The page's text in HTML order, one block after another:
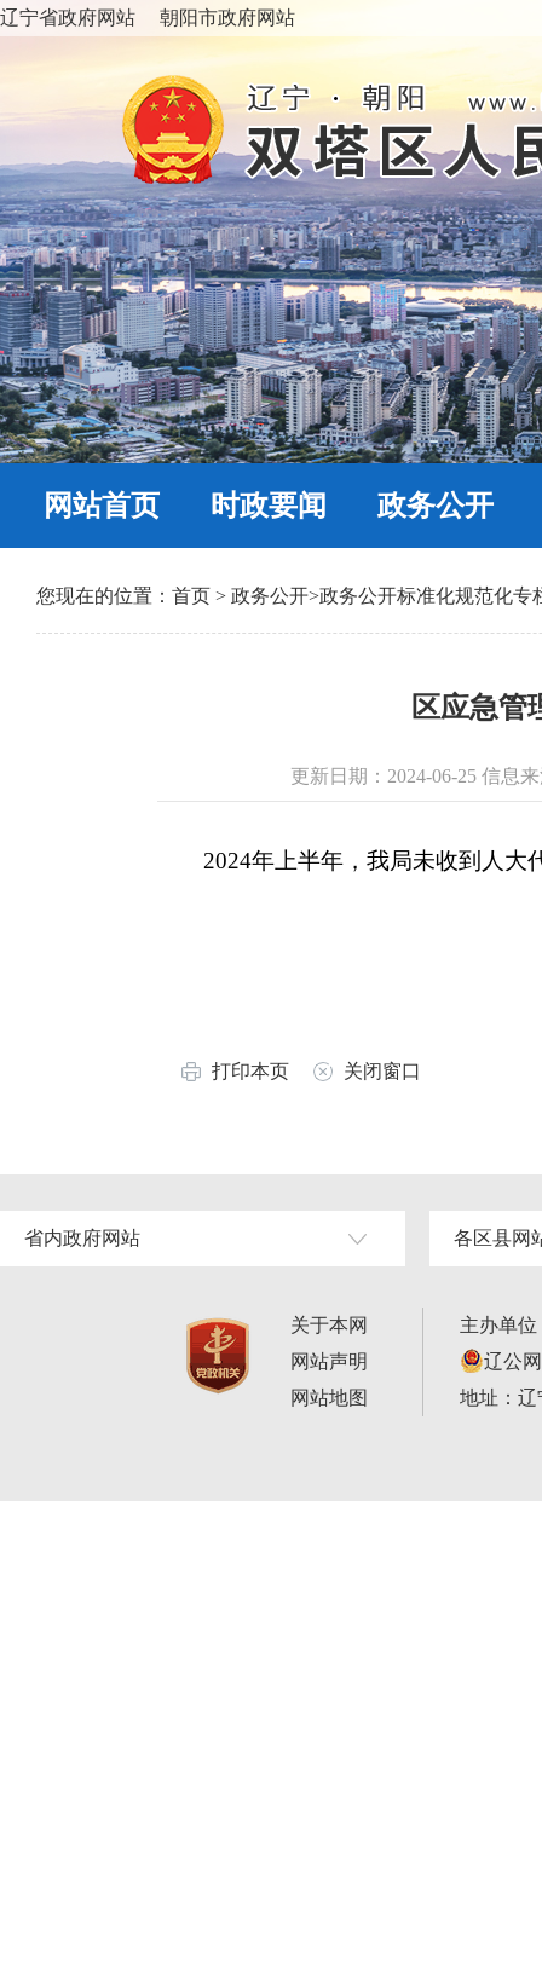
辽宁省政府网站 朝阳市政府网站
网站首页 时政要闻 政务公开
您现在的位置： 首页 > 政务公开>政务公开标准化规范化专
区应急管
更新日期：2024-06-25 信息
2024年上半年，我局未收到人大
打印本页 关闭窗口
省内政府网站 各区县网
关于本网
网站声明
网站地图
主办单
辽公
地址：辽